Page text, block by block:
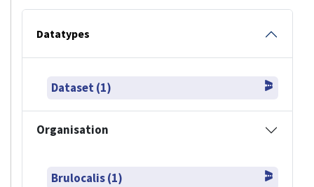
Datatypes
Dataset (1)
Organisation
Brulocalis (1)